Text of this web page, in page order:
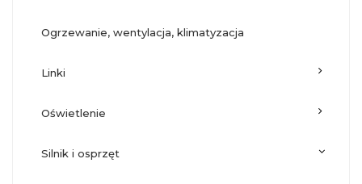
ogrzewanie, wentylacja, klimatyzacja
linki
oświetlenie
silnik i osprzęt